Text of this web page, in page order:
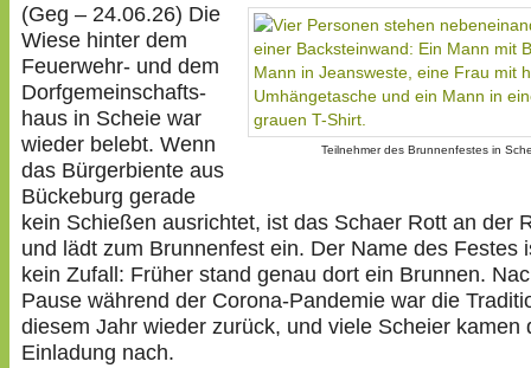
Teil­nehmer des Brun­nen­festes in
(Geg – 24.06.26) Die
Wiese hinter dem
Feuerwehr- und dem
Dorf­ge­mein­schafts­
haus in Scheie war
wieder belebt. Wenn
das Bürger­bi­ente aus
Bückeburg gerade
kein Schießen ausrichtet, ist das Schaer Rott an der
und lädt zum Brun­nen­fest ein. Der Name des Festes
kein Zufall: Früher stand genau dort ein Brunnen.
Pause während der Corona-Pandemie war die
diesem Jahr wieder zurück, und viele Scheier kamen
Einladung nach.